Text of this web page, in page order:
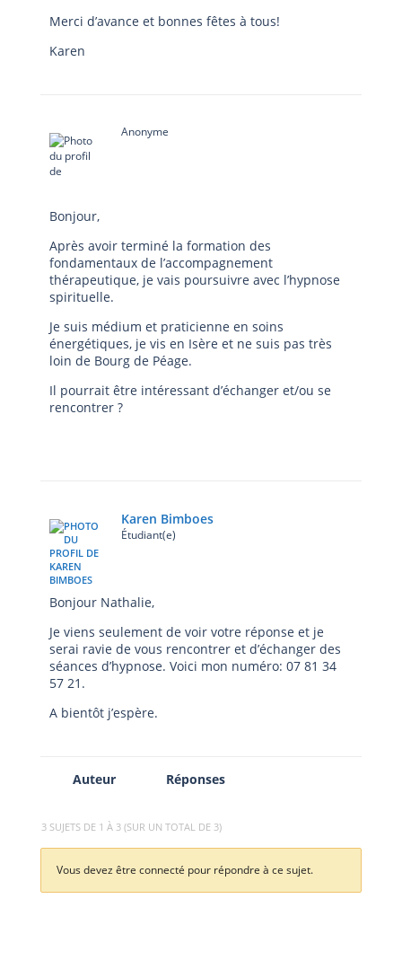
Merci d’avance et bonnes fêtes à tous!
Karen
Anonyme
Bonjour,
Après avoir terminé la formation des
fondamentaux de l’accompagnement
thérapeutique, je vais poursuivre avec l’hypnose
spirituelle.
Je suis médium et praticienne en soins
énergétiques, je vis en Isère et ne suis pas très
loin de Bourg de Péage.
Il pourrait être intéressant d’échanger et/ou se
rencontrer ?
Karen Bimboes
Étudiant(e)
Bonjour Nathalie,
Je viens seulement de voir votre réponse et je
serai ravie de vous rencontrer et d’échanger des
séances d’hypnose. Voici mon numéro: 07 81 34
57 21.
A bientôt j’espère.
Auteur Réponses
3 SUJETS DE 1 À 3 (SUR UN TOTAL DE 3)
Vous devez être connecté pour répondre à ce sujet.